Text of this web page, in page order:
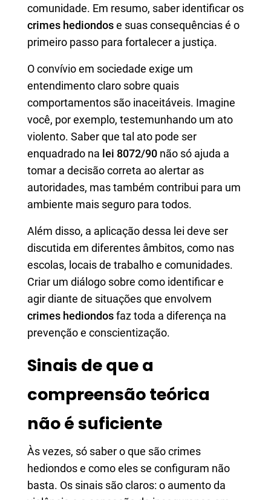
comunidade. Em resumo, saber identificar os
crimes hediondose suas consequências é o
primeiro passo para fortalecer a justiça.
O convívio em sociedade exige um
entendimento claro sobre quais
comportamentos são inaceitáveis. Imagine
você, por exemplo, testemunhando um ato
violento. Saber que tal ato pode ser
enquadrado na lei 8072/90 não só ajuda a
tomar a decisão correta ao alertar as
autoridades, mas também contribui para um
ambiente mais seguro para todos.
Além disso, a aplicação dessa lei deve ser
discutida em diferentes âmbitos, como nas
escolas, locais de trabalho e comunidades.
Criar um diálogo sobre como identificar e
agir diante de situações que envolvem
crimes hediondosfaz toda a diferença na
prevenção e conscientização.
Sinais de que a
compreensão teórica
não é suficiente
Às vezes, só saber o que são crimes
hediondos e como eles se configuram não
basta. Os sinais são claros: o aumento da